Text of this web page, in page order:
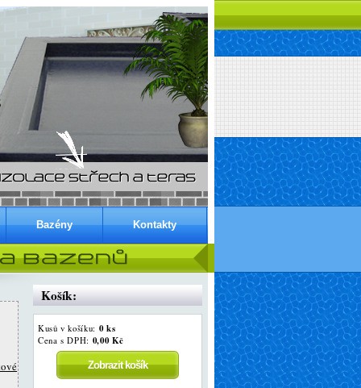
Bazény Kontakty
Košík:
Kusů v košíku: 0 ks
Cena s DPH: 0,00 Kč